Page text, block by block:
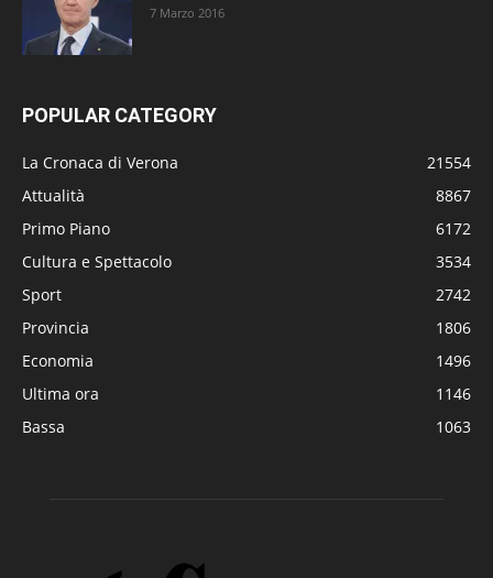
7 Marzo 2016
POPULAR CATEGORY
La Cronaca di Verona
21554
Attualità
8867
Primo Piano
6172
Cultura e Spettacolo
3534
Sport
2742
Provincia
1806
Economia
1496
Ultima ora
1146
Bassa
1063